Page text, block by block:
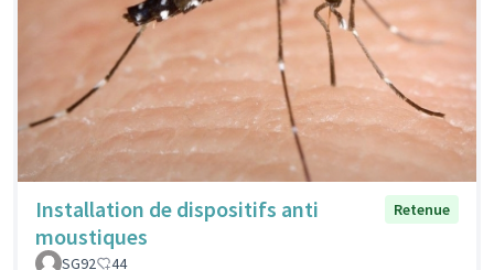
Installation de dispositifs anti
moustiques
Retenue
SG92 44